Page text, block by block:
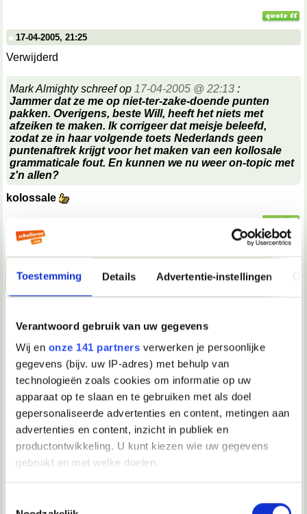
Toestemming Details Advertentie-instellingen
Verantwoord gebruik van uw gegevens
Wij en onze 141 partners verwerken je persoonlijke
gegevens (bijv. uw IP-adres) met behulp van
technologieën zoals cookies om informatie op uw
apparaat op te slaan en te gebruiken met als doel
gepersonaliseerde advertenties en content, metingen aan
advertenties en content, inzicht in publiek en
productontwikkeling. U kunt kiezen wie uw gegevens
gebruikt en met welke doelen.
17-04-2005, 21:25
Verwijderd
Mark Almighty schreef op 17-04-2005 @ 22:13 :
Jammer dat ze me op niet-ter-zake-doende punten
pakken. Overigens, beste Will, heeft het niets met
afzeiken te maken. Ik corrigeer dat meisje beleefd,
zodat ze in haar volgende toets Nederlands geen
puntenaftrek krijgt voor het maken van een kollosale
grammaticale fout. En kunnen we nu weer on-topic met
z'n allen?
kolossale
17-04-2005, 21:35
Mark Almighty
DetonatorDc schreef op17-04-2005 @ 22:25:
En kunnen we nu weer on-topic met z'n allen?
17-04-2005, 22:11
aero
negeer die nicht gewoon, houd hij vanzelf wel op.
__________________
I'm bleeding out the colors of the world.